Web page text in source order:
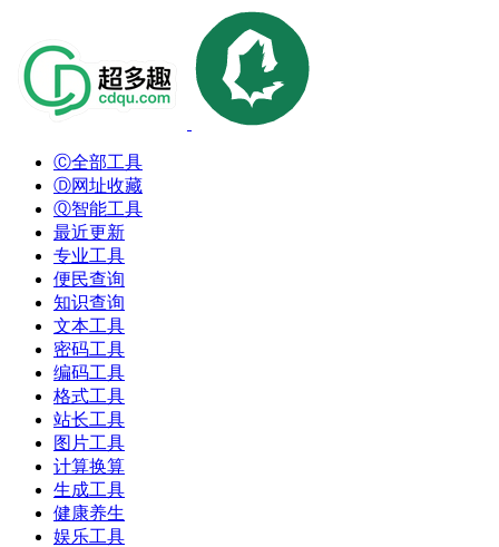
Ⓒ全部工具
Ⓓ网址收藏
Ⓠ智能工具
最近更新
专业工具
便民查询
知识查询
文本工具
密码工具
编码工具
格式工具
站长工具
图片工具
计算换算
生成工具
健康养生
娱乐工具